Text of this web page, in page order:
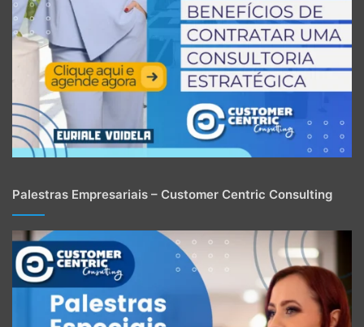
Palestras Empresariais – Customer Centric Consulting